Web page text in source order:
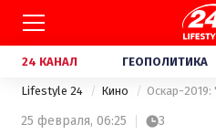
24 КАНАЛ ГЕОПОЛИТИКА
Lifestyle 24 Кино
25 февраля, 06:25 3